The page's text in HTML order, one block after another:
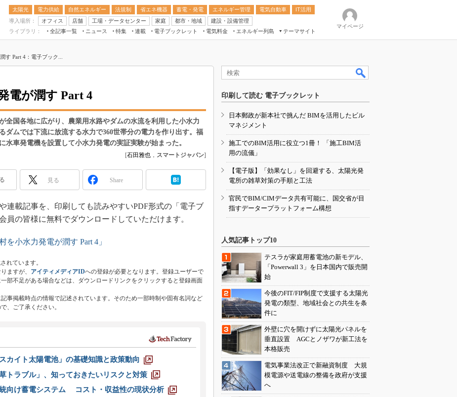
太陽光 電力供給 自然エネルギー 法規制 省エネ機器 蓄電・発電 エネルギー管理 電気自動車
IT活用
導入場所：
オフィス 店舗 工場・データセンター 家庭 都市・地域
建設・設備管理
ライブラリ：
全記事一覧 ニュース 特集 連載 電子ブックレット 電気料金 エネルギー列島
テーマサイト
電気料金ガイドブック
空調特集
BEMS
マイページ
す Part 4：電子ブック...
電が潤す Part 4
全国各地に広がり、農業用水路やダムの水流を利用した小水力
ダムでは下流に放流する水力で360世帯分の電力を作り出す。福
水車発電機を設置して小水力発電の実証実験が始まった。
[石田雅也 ， スマートジャパン]
見る Share
連載記事を、印刷しても読みやすいPDF形式の「電子ブ
員の皆様に無料でダウンロードしていただけます。
を小水力発電が潤す Part 4」
れています。
ますが、 アイティメディアIDへの登録が必要となります。登録ユーザーで
部不足がある場合などは、ダウンロードリンクをクリックすると登録画面
事掲載時点の情報で記述されています。そのため一部時制や固有名詞など
、ご了承ください。
カイト太陽電池」の基礎知識と政策動向
トラブル」、知っておきたいリスクと対策
向け蓄電システム コスト・収益性の現状分析
印刷して読む 電子ブックレット
日本郵政が新本社で挑んだ BIMを活用したビル
マネジメント
施工でのBIM活用に役立つ1冊！ 「施工BIM活
用の流儀」
【電子版】「効果なし」を回避する、太陽光発
電所の雑草対策の手順と工法
官民でBIM/CIMデータ共有可能に、国交省が目
指すデータープラットフォーム構想
人気記事トップ10
テスラが家庭用蓄電池の新モデル、
「Powerwall 3」を日本国内で販売開
始
今後のFIT/FIP制度で支援する太陽光
発電の類型、地域社会との共生を条
件に
外壁に穴を開けずに太陽光パネルを
垂直設置 AGCとノザワが新工法を
本格販売
電気事業法改正で新融資制度 大規
模電源や送電線の整備を政府が支援
へ